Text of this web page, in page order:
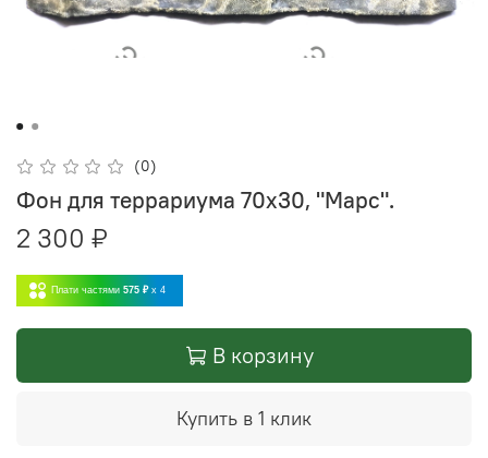
(0)
Фон для террариума 70х30, "Марс".
2 300 ₽
Плати частями 575 ₽ x 4
В корзину
Купить в 1 клик